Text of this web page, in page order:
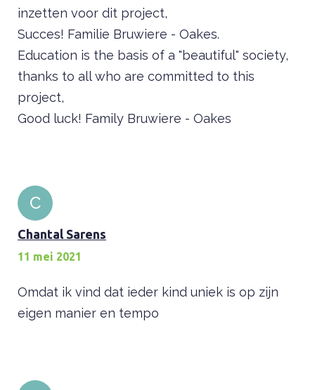
inzetten voor dit project,
Succes! Familie Bruwiere - Oakes.
Education is the basis of a "beautiful" society,
thanks to all who are committed to this
project,
Good luck! Family Bruwiere - Oakes
C
Chantal Sarens
11 mei 2021
Omdat ik vind dat ieder kind uniek is op zijn
eigen manier en tempo